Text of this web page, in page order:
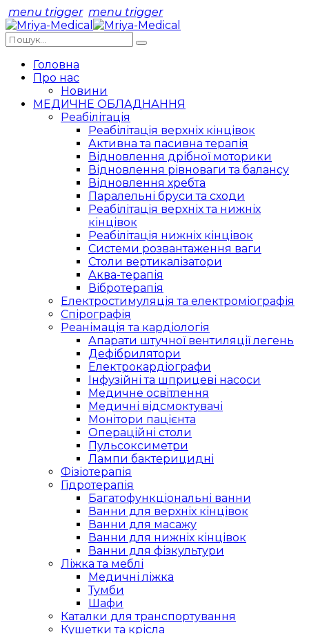
menu trigger menu trigger
Головна
Про нас
Новини
МЕДИЧНЕ ОБЛАДНАННЯ
Реабілітація
Реабілітація верхніх кінцівок
Активна та пасивна терапія
Відновлення дрібної моторики
Відновлення рівноваги та балансу
Відновлення хребта
Паралельні бруси та сходи
Реабілітація верхніх та нижніх
кінцівок
Реабілітація нижніх кінцівок
Системи розвантаження ваги
Столи вертикалізатори
Аква-терапія
Вібротерапія
Електростимуляція та електроміографія
Спірографія
Реанімація та кардіологія
Апарати штучної вентиляції легень
Дефібрилятори
Електрокардіографи
Інфузійні та шприцеві насоси
Медичне освітлення
Медичні відсмоктувачі
Монітори пацієнта
Операційні столи
Пульсоксиметри
Лампи бактерицидні
Фізіотерапія
Гідротерапія
Багатофункціональні ванни
Ванни для верхніх кінцівок
Ванни для масажу
Ванни для нижніх кінцівок
Ванни для фізкультури
Ліжка та меблі
Медичні ліжка
Тумби
Шафи
Каталки для транспортування
Кушетки та крісла